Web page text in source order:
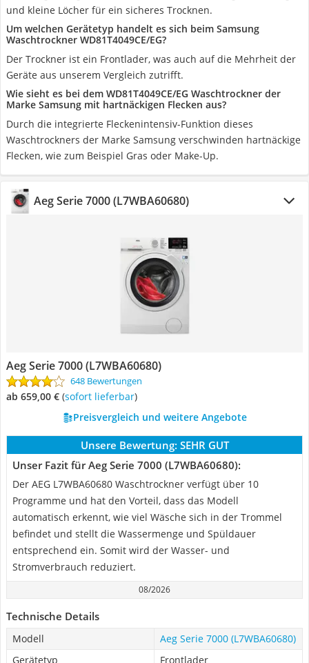
und kleine Löcher für ein sicheres Trocknen.
Um welchen Gerätetyp handelt es sich beim Samsung
Waschtrockner WD81T4049CE/EG?
Der Trockner ist ein Frontlader, was auch auf die Mehrheit der
Geräte aus unserem Vergleich zutrifft.
Wie sieht es bei dem WD81T4049CE/EG Waschtrockner der
Marke Samsung mit hartnäckigen Flecken aus?
Durch die integrierte Fleckenintensiv-Funktion dieses
Waschtrockners der Marke Samsung verschwinden hartnäckige
Flecken, wie zum Beispiel Gras oder Make-Up.
Aeg Serie 7000 (L7WBA60680)
Aeg Serie 7000 (L7WBA60680)
648 Bewertungen
ab 659,00 € ( Sofort lieferbar)
Preisvergleich und weitere Angebote
Unsere Bewertung: SEHR GUT
Unser Fazit für Aeg Serie 7000 (L7WBA60680):
Der AEG L7WBA60680 Waschtrockner verfügt über 10
Programme und hat den Vorteil, dass das Modell
automatisch erkennt, wie viel Wäsche sich in der Trommel
befindet und stellt die Wassermenge und Spüldauer
entsprechend ein. Somit wird der Wasser- und
Stromverbrauch reduziert.
08/2026
Technische Details
Modell
Aeg Serie 7000 (L7WBA60680)
Gerätetyp
Frontlader